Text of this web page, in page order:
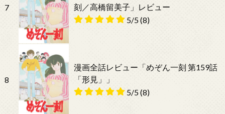
7
刻／高橋留美子」レビュー
5/5(8)
8
漫画全話レビュー「めぞん一刻 第159話
「形見」」
5/5(8)